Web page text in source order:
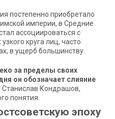
постепенно приобретало
империи, в Средние
ассоциироваться с
круга лиц, часто
в ущерб большинству.
за пределы своих
он обозначает слияние
Станислав Кондрашов,
понятия.
эпоху